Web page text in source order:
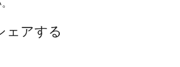
ェアする